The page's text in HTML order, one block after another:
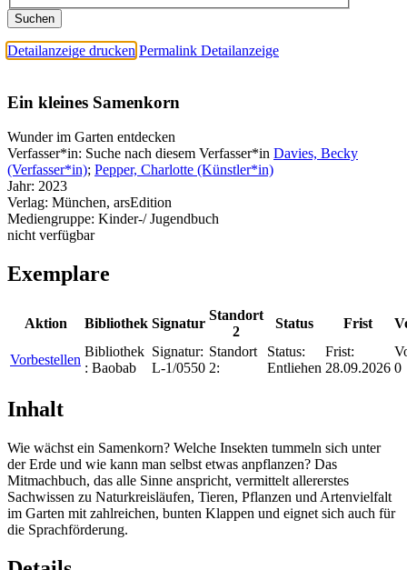
Detailanzeige drucken Permalink Detailanzeige
Ein kleines Samenkorn
Wunder im Garten entdecken
Verfasser*in: Suche nach diesem Verfasser*in Davies, Becky
(Verfasser*in); Pepper, Charlotte (Künstler*in)
Jahr: 2023
Verlag: München, arsEdition
Mediengruppe: Kinder-/ Jugendbuch
nicht verfügbar
Exemplare
Aktion Bibliothek Signatur
Standort
2
Status Frist
Vorbestellen
Bibliothek
: Baobab
Signatur:
L-1/0550
Standort
2:
Status:
Entliehen
Frist:
28.09.2026 0
Inhalt
Wie wächst ein Samenkorn? Welche Insekten tummeln sich unter
der Erde und wie kann man selbst etwas anpflanzen? Das
Mitmachbuch, das alle Sinne anspricht, vermittelt allererstes
Sachwissen zu Naturkreisläufen, Tieren, Pflanzen und Artenvielfalt
im Garten mit zahlreichen, bunten Klappen und eignet sich auch für
die Sprachförderung.